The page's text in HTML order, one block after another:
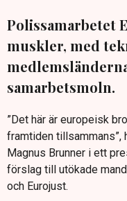
Polissamarbetet
muskler, med
samarbetsmoln.
”Det här är europeisk
framtiden tillsammans”,
Magnus Brunner i ett
förslag till utökade
och Eurojust.